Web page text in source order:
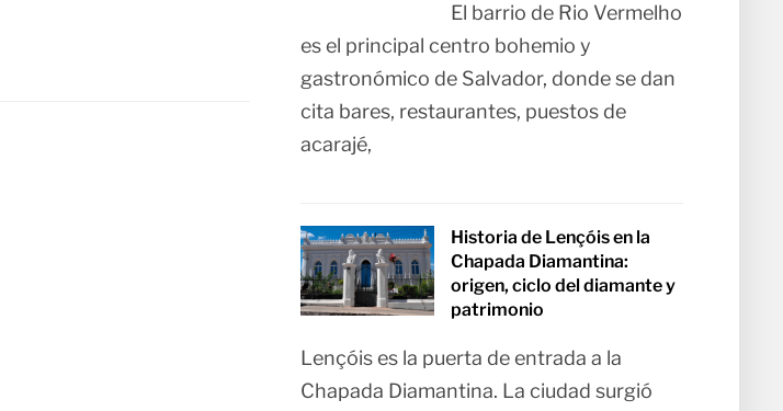
El barrio de Rio Vermelho
es el principal centro bohemio y
gastronómico de Salvador, donde se dan
cita bares, restaurantes, puestos de
acarajé,
Historia de Lençóis en la
Chapada Diamantina:
origen, ciclo del diamante y
patrimonio
Lençóis es la puerta de entrada a la
Chapada Diamantina. La ciudad surgió